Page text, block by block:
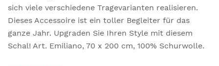
sich viele verschiedene Tragevarianten realisieren.
Dieses Accessoire ist ein toller Begleiter für das
ganze Jahr. Upgraden Sie Ihren Style mit diesem
Schal! Art. Emiliano, 70 x 200 cm, 100% Schurwolle.